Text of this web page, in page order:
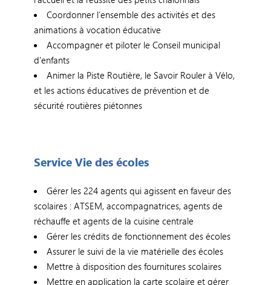
Coordonner l’ensemble des activités et des
animations à vocation éducative
Accompagner et piloter le Conseil municipal
d'enfants
Animer la Piste Routière, le Savoir Rouler à Vélo,
et les actions éducatives de prévention et de
sécurité routières piétonnes
Service Vie des écoles
Gérer les 224 agents qui agissent en faveur des
scolaires : ATSEM, accompagnatrices, agents de
réchauffe et agents de la cuisine centrale
Gérer les crédits de fonctionnement des écoles
Assurer le suivi de la vie matérielle des écoles
Mettre à disposition des fournitures scolaires
Mettre en application la carte scolaire et gérer